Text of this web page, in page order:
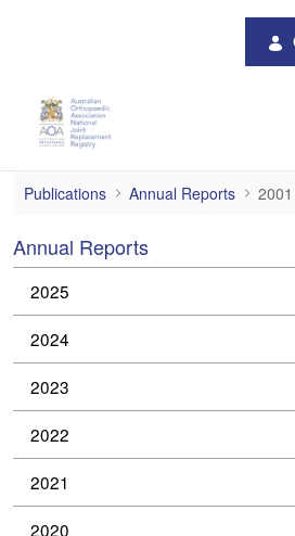
2001
Publications Annual Reports 2001
Annual Reports
2025
2024
2023
2022
2021
2020